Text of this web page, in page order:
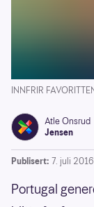
INNFRIR
Atle Onsrud
Jensen
Publisert: 7. juli 2016
Portugal